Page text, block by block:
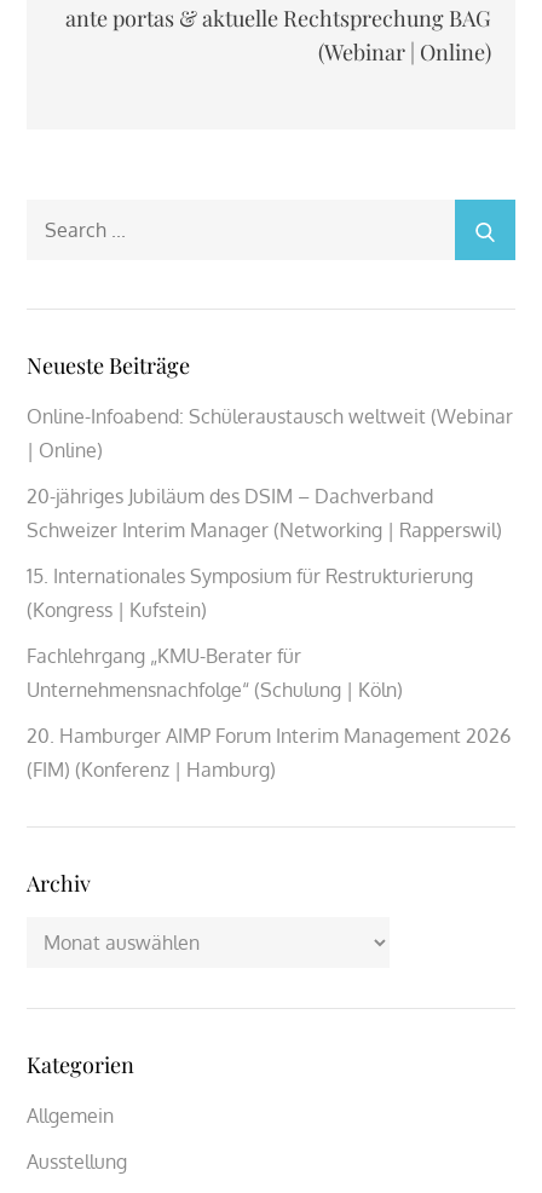
ante portas & aktuelle Rechtsprechung BAG
(Webinar | Online)
Neueste Beiträge
Online-Infoabend: Schüleraustausch weltweit (Webinar
| Online)
20-jähriges Jubiläum des DSIM – Dachverband
Schweizer Interim Manager (Networking | Rapperswil)
15. Internationales Symposium für Restrukturierung
(Kongress | Kufstein)
Fachlehrgang „KMU-Berater für
Unternehmensnachfolge“ (Schulung | Köln)
20. Hamburger AIMP Forum Interim Management 2026
(FIM) (Konferenz | Hamburg)
Archiv
Archiv
Kategorien
Allgemein
Ausstellung